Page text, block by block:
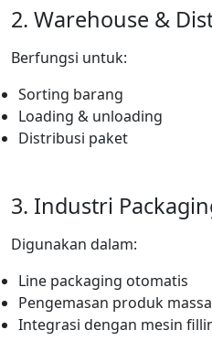
2. Warehouse &
Berfungsi untuk:
Sorting barang
Loading & unloading
Distribusi paket
3. Industri
Digunakan dalam:
Line packaging otomatis
Pengemasan produk
Integrasi dengan mesin